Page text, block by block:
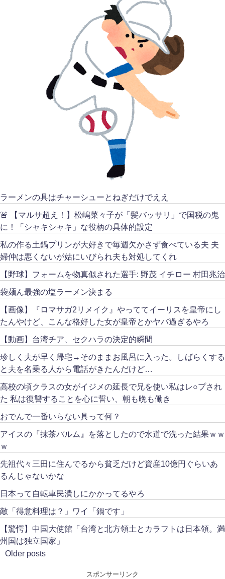
ラーメンの具はチャーシューとねぎだけでええ
🚨 【マルサ超え！】松嶋菜々子が「髪バッサリ」で国税の鬼
に！「シャキシャキ」な役柄の具体的設定
私の作る土鍋プリンが大好きで毎週欠かさず食べている夫 夫
婦仲は悪くないが姑にいびられ夫も対処してくれ
【野球】フォームを物真似された選手: 野茂 イチロー 村田兆治
袋麺ん最強の塩ラーメン決まる
【画像】『ロマサガ2リメイク』やっててイーリスを皇帝にし
たんやけど、こんな格好した女が皇帝とかヤバ過ぎるやろ
【動画】台湾チア、セクハラの決定的瞬間
珍しく夫が早く帰宅→そのままお風呂に入った。しばらくする
と夫を名乗る人から電話がきたんだけど…
高校の頃クラスの女がイジメの延長で兄を使い私はレ○プされ
た 私は復讐することを心に誓い、朝も晩も働き
おでんで一番いらない具って何？
アイスの『抹茶パルム』を落としたので水道で洗った結果ｗｗ
ｗ
先祖代々三田に住んでるから貧乏だけど資産10億円ぐらいあ
るんじゃないかな
日本って自転車民潰しにかかってるやろ
敵「得意料理は？」ワイ「鍋です」
【驚愕】中国大使館「台湾と北方領土とカラフトは日本領。満
州国は独立国家」
Older posts
スポンサーリンク